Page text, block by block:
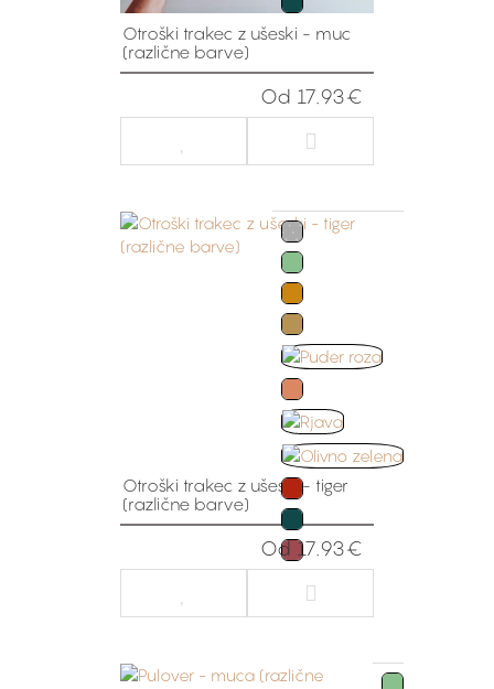
Otroški trakec z ušeski - muc
(različne barve)
Od 17.93€
Otroški trakec z ušeski - tiger
(različne barve)
Od 17.93€